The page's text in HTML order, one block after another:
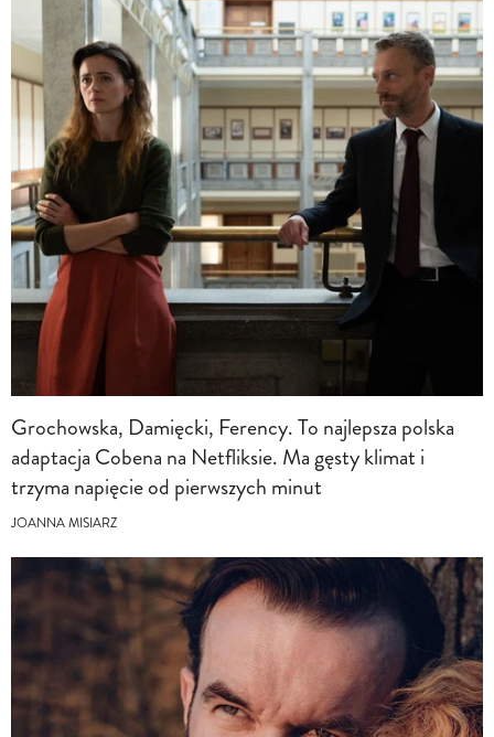
Grochowska, Damięcki, Ferency. To najlepsza polska
adaptacja Cobena na Netfliksie. Ma gęsty klimat i
trzyma napięcie od pierwszych minut
JOANNA MISIARZ